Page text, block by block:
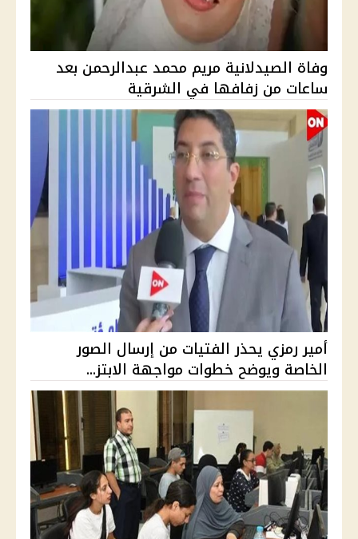
وفاة الصيدلانية مريم محمد عبدالرحمن بعد
ساعات من زفافها في الشرقية
أمير رمزي يحذر الفتيات من إرسال الصور
الخاصة ويوضح خطوات مواجهة الابتز...